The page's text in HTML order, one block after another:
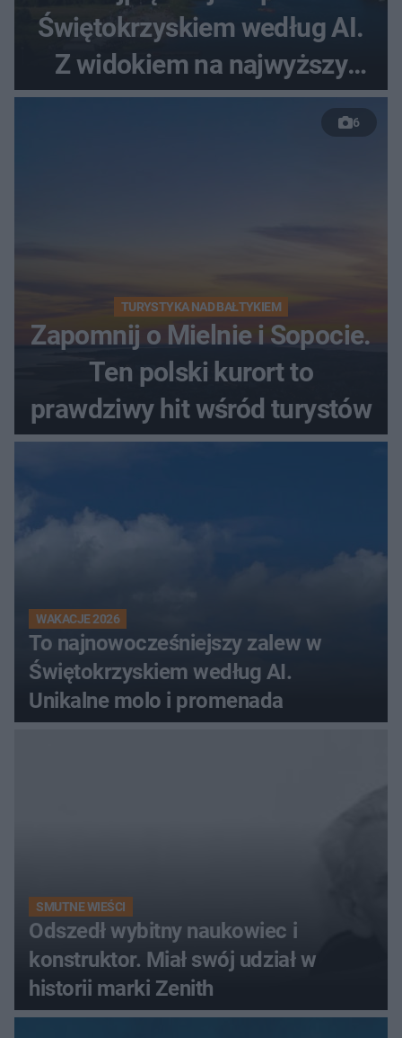
Świętokrzyskiem według AI.
Z widokiem na najwyższy
szczyt Gór Świętokrzyskich
6
TURYSTYKA NAD BAŁTYKIEM
Zapomnij o Mielnie i Sopocie.
Ten polski kurort to
prawdziwy hit wśród turystów
WAKACJE 2026
To najnowocześniejszy zalew w
Świętokrzyskiem według AI.
Unikalne molo i promenada
SMUTNE WIEŚCI
Odszedł wybitny naukowiec i
konstruktor. Miał swój udział w
historii marki Zenith